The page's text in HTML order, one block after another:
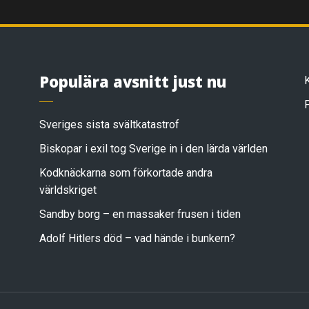
Populära avsnitt just nu
Sveriges sista svältkatastrof
Biskopar i exil tog Sverige in i den lärda världen
Kodknäckarna som förkortade andra
världskriget
Sandby borg – en massaker frusen i tiden
Adolf Hitlers död – vad hände i bunkern?